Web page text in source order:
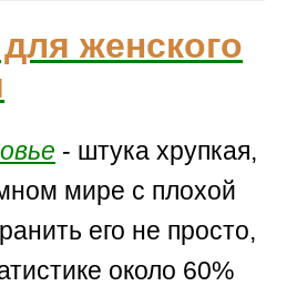
женского
- штука хрупкая,
мире с плохой
его не просто,
около 60%